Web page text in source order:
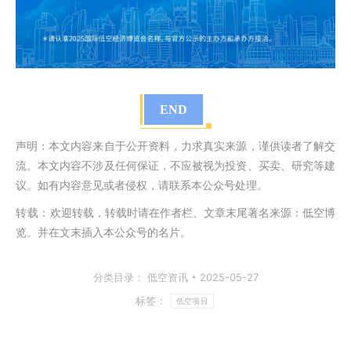
END
声明：本文内容来自于公开资料，力求真实来源，谨供读者了解交
流。本文内容不涉及任何保证，不应被视为投资、买卖、研究等建
议。如有内容意见或者侵权，请联系本公众号处理。
转载： 欢迎转载，转载时请在作者栏、文章末尾著名来源：低空博
览。并在文末插入本公众号的名片。
分类目录： 低空资讯
2025-05-27
标签：
低空项目